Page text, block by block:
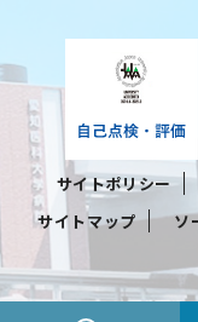
サイトポリシー
サイトマップ
ソ